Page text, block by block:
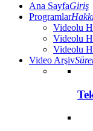
Ana SayfaGiriş
Programlar
Videolu
Videolu
Videolu
Video Arşiv